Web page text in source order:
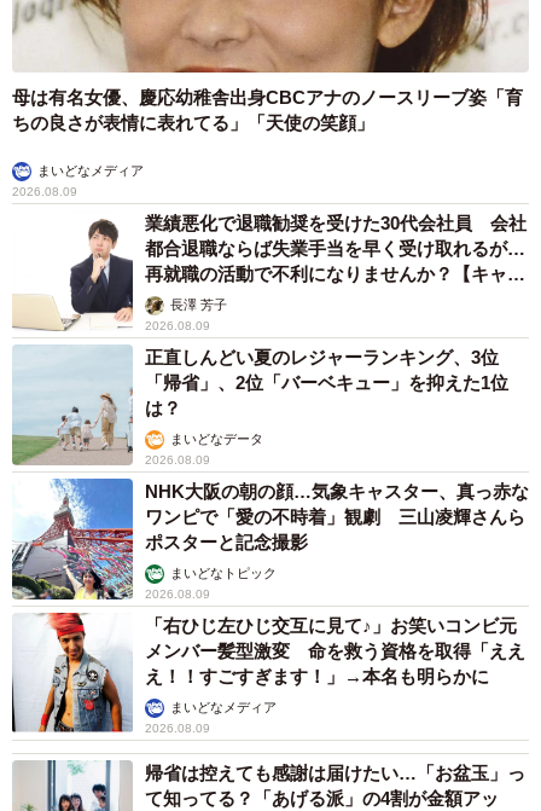
母は有名女優、慶応幼稚舎出身CBCアナのノースリーブ姿「育
ちの良さが表情に表れてる」「天使の笑顔」
まいどなメディア
2026.08.09
業績悪化で退職勧奨を受けた30代会社員 会社
都合退職ならば失業手当を早く受け取れるが…
再就職の活動で不利になりませんか？【キャリ
アカウンセラーが解説】
長澤 芳子
2026.08.09
正直しんどい夏のレジャーランキング、3位
「帰省」、2位「バーベキュー」を抑えた1位
は？
まいどなデータ
2026.08.09
NHK大阪の朝の顔…気象キャスター、真っ赤な
ワンピで「愛の不時着」観劇 三山凌輝さんら
ポスターと記念撮影
まいどなトピック
2026.08.09
「右ひじ左ひじ交互に見て♪」お笑いコンビ元
メンバー髪型激変 命を救う資格を取得「ええ
え！！すごすぎます！」→本名も明らかに
まいどなメディア
2026.08.09
帰省は控えても感謝は届けたい…「お盆玉」っ
て知ってる？「あげる派」の4割が金額アッ